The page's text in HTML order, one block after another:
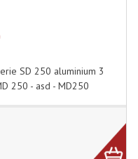
, Noise Gate
Basses
SD 250 aluminium 3
250 - asd - MD250